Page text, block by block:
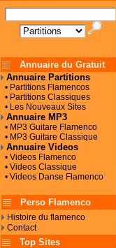
Annuaire du Gratuit
Annuaire Partitions
• Partitions Flamencos
• Partitions Classiques
• Les Nouveaux Sites
Annuaire MP3
• MP3 Guitare Flamenco
• MP3 Guitare Classique
Annuaire Videos
• Videos Flamenco
• Videos Classique
• Videos Danse Flamenco
Perso Flamenco
Histoire du flamenco
Contact
Top Sites